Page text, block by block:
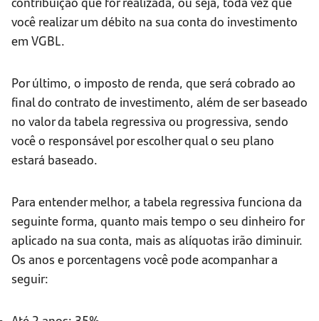
você realizar um débito na sua conta do investimento
em VGBL.
Por último, o imposto de renda, que será cobrado ao
final do contrato de investimento, além de ser baseado
no valor da tabela regressiva ou progressiva, sendo
você o responsável por escolher qual o seu plano
estará baseado.
Para entender melhor, a tabela regressiva funciona da
seguinte forma, quanto mais tempo o seu dinheiro for
aplicado na sua conta, mais as alíquotas irão diminuir.
Os anos e porcentagens você pode acompanhar a
seguir: